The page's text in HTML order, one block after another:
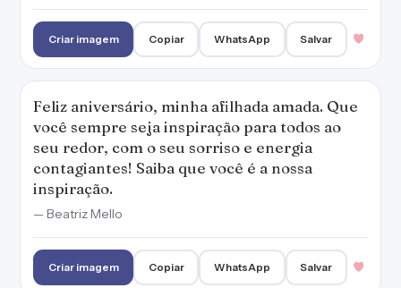
Criar imagem Copiar WhatsApp Salvar
Feliz aniversário, minha afilhada amada. Que
você sempre seja inspiração para todos ao
seu redor, com o seu sorriso e energia
contagiantes! Saiba que você é a nossa
inspiração.
— Beatriz Mello
Criar imagem Copiar WhatsApp Salvar